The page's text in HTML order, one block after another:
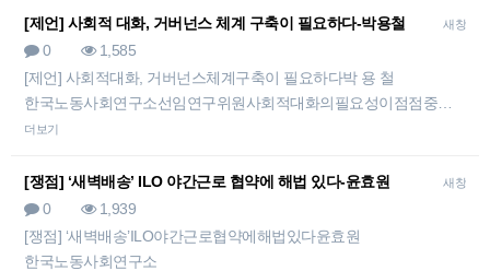
새창
[제언] 사회적 대화, 거버넌스 체계 구축이 필요하다-박용철
0
1,585
[제언] 사회적대화, 거버넌스체계구축이 필요하다박 용 철
한국노동사회연구소선임연구위원사회적대화의필요성이점점중…
더보기
새창
[쟁점] ‘새벽배송’ ILO 야간근로 협약에 해법 있다-윤효원
0
1,939
[쟁점] ‘새벽배송’ILO야간근로협약에해법있다윤효원
한국노동사회연구소